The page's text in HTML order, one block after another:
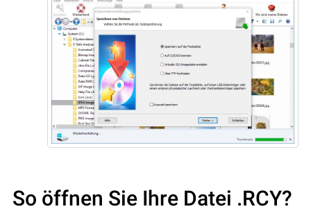
So öffnen Sie Ihre Datei .RCY?